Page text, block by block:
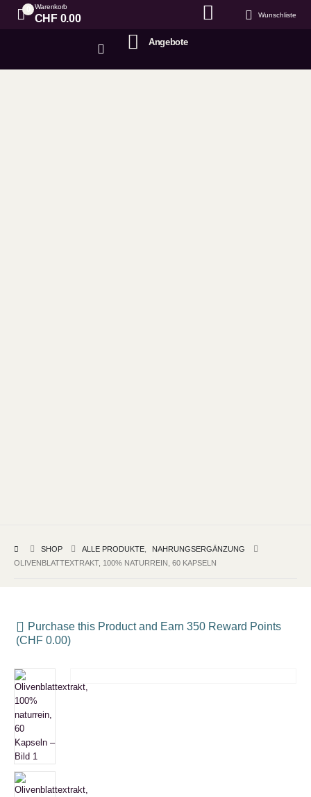
Warenkorb
CHF0.00 Wunschliste
Angebote
SHOP ALLE PRODUKTE
NAHRUNGSERGÄNZUNG
OLIVENBLATTEXTRAKT, 100% NATURREIN, 60 KAPSELN
Purchase this Product and Earn 350 Reward Points
(CHF 0.00)